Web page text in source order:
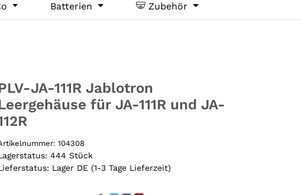
Batterien Zubehör
JA-111R Jablotron
für JA-111R und JA-
104308
444 Stück
Lager DE (1-3 Tage Lieferzeit)